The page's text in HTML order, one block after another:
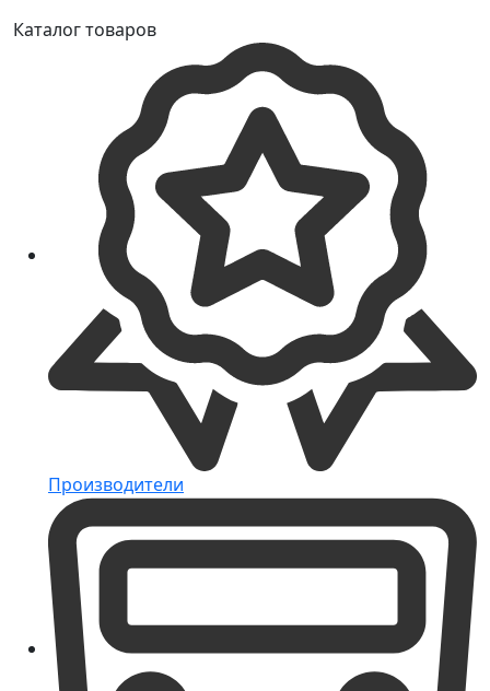
Каталог товаров
Производители